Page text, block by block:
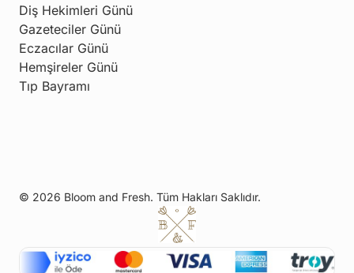
Diş Hekimleri Günü
Gazeteciler Günü
Eczacılar Günü
Hemşireler Günü
Tıp Bayramı
© 2026 Bloom and Fresh. Tüm Hakları Saklıdır.